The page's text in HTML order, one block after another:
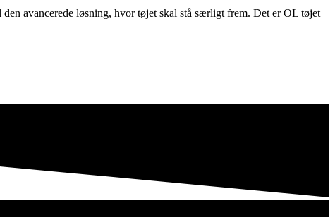
avancerede løsning, hvor tøjet skal stå særligt frem. Det er OL tøjet